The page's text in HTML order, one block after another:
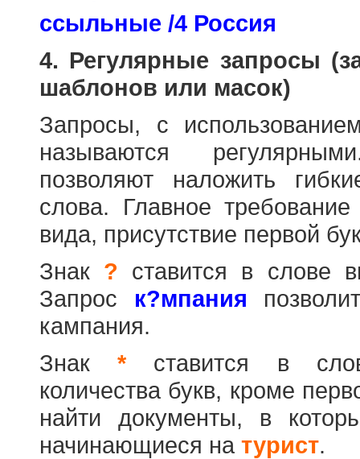
ссыльные /4 Россия
4. Регулярные запросы
шаблонов или масок)
Запросы, с
называются
позволяют наложить
слова. Главное
вида, присутствие первой
Знак ? ставится в слове
Запрос к?мпания
кампания.
Знак* ставится в
количества букв, кроме
найти документы, в
начинающиеся на турист.